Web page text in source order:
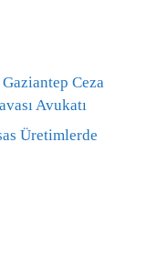
Ceza
Avukatı
Üretimlerde